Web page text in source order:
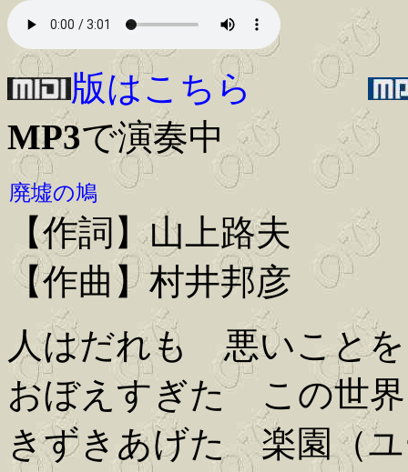
版はこちら
MP3で演奏中
廃墟の鳩
【作詞】山上路夫
【作曲】村井邦彦
人はだれも 悪いことを
おぼえすぎた この世界
きずきあげた 楽園（